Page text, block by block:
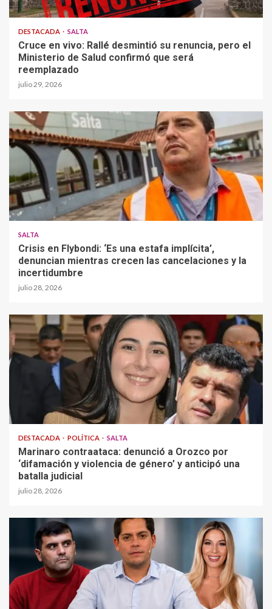
DESTACADA SALTA
Cruce en vivo: Rallé desmintió su renuncia, pero el
Ministerio de Salud confirmó que será
reemplazado
julio 29, 2026
SALTA
Crisis en Flybondi: ‘Es una estafa implícita’,
denuncian mientras crecen las cancelaciones y la
incertidumbre
julio 28, 2026
DESTACADA POLÍTICA SALTA
Marinaro contraataca: denunció a Orozco por
‘difamación y violencia de género’ y anticipó una
batalla judicial
julio 28, 2026